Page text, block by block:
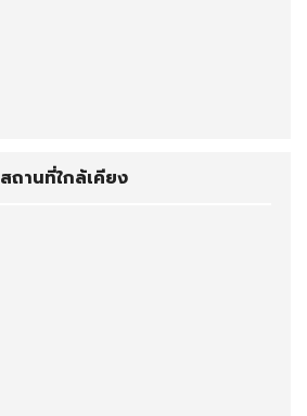
สถานที่ใกล้เคียง